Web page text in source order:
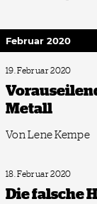
Februar 2020
19. Februar 2020
Metall
Von Lene Kempe
18. Februar 2020
Die falsche